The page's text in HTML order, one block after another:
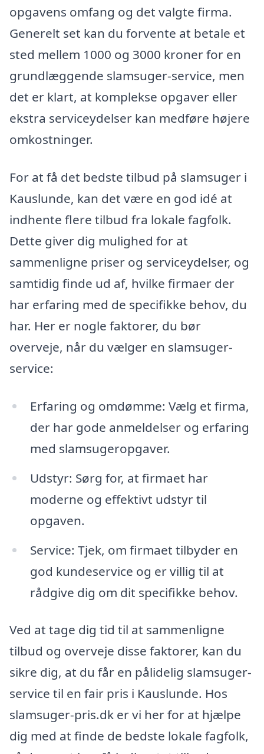
opgavens omfang og det valgte firma.
Generelt set kan du forvente at betale et
sted mellem 1000 og 3000 kroner for en
grundlæggende slamsuger-service, men
det er klart, at komplekse opgaver eller
ekstra serviceydelser kan medføre højere
omkostninger.
For at få det bedste tilbud på slamsuger i
Kauslunde, kan det være en god idé at
indhente flere tilbud fra lokale fagfolk.
Dette giver dig mulighed for at
sammenligne priser og serviceydelser, og
samtidig finde ud af, hvilke firmaer der
har erfaring med de specifikke behov, du
har. Her er nogle faktorer, du bør
overveje, når du vælger en slamsuger-
service:
Erfaring og omdømme: Vælg et firma,
der har gode anmeldelser og erfaring
med slamsugeropgaver.
Udstyr: Sørg for, at firmaet har
moderne og effektivt udstyr til
opgaven.
Service: Tjek, om firmaet tilbyder en
god kundeservice og er villig til at
rådgive dig om dit specifikke behov.
Ved at tage dig tid til at sammenligne
tilbud og overveje disse faktorer, kan du
sikre dig, at du får en pålidelig slamsuger-
service til en fair pris i Kauslunde. Hos
slamsuger-pris.dk er vi her for at hjælpe
dig med at finde de bedste lokale fagfolk,